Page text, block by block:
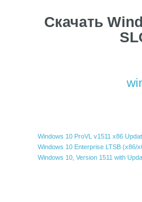
Скачать
Windows 10 ProVL v1511 x86
Windows 10 Enterprise LTSB (x86/
Windows 10, Version 1511 with